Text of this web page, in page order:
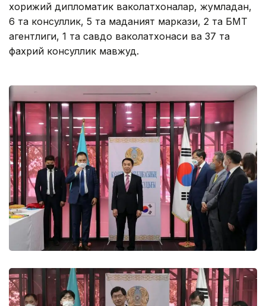
хорижий дипломатик ваколатхоналар, жумладан,
6 та консуллик, 5 та маданият маркази, 2 та БМТ
агентлиги, 1 та савдо ваколатхонаси ва 37 та
фахрий консуллик мавжуд.